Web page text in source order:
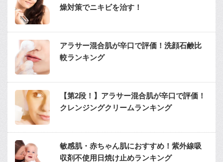
燥対策でニキビを治す！
アラサー混合肌が辛口で評価！洗顔石鹸比
較ランキング
【第2段！】アラサー混合肌が辛口で評価！
クレンジングクリームランキング
敏感肌・赤ちゃん肌におすすめ！紫外線吸
収剤不使用日焼け止めランキング